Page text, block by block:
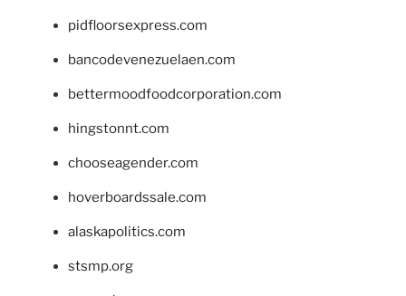
pidfloorsexpress.com
bancodevenezuelaen.com
bettermoodfoodcorporation.com
hingstonnt.com
chooseagender.com
hoverboardssale.com
alaskapolitics.com
stsmp.org